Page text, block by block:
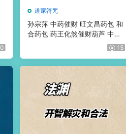
道家符咒
孙宗萍 中药催财 旺文昌药包 和
合药包 药王化煞催财葫芦 中药
加持等 视频2集+文档 百度网盘
15